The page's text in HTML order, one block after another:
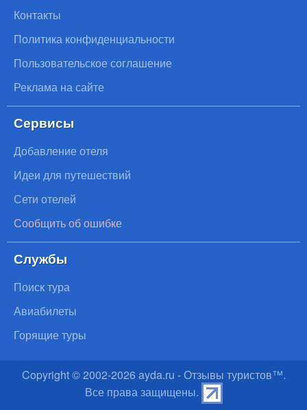
Контакты
Политика конфиденциальности
Пользовательское соглашение
Реклама на сайте
Сервисы
Добавление отеля
Идеи для путешествий
Сети отелей
Сообщить об ошибке
Службы
Поиск тура
Авиабилеты
Горящие туры
Copyright © 2002-2026 ayda.ru - Отзывы туристов™.
Все права защищены.